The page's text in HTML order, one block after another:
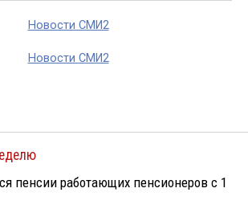
Новости СМИ2
Новости СМИ2
пенсии работающих пенсионеров с 1